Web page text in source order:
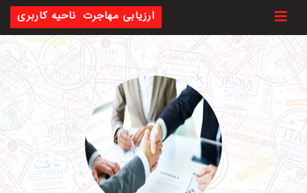
ناحیه کاربری ارزیابی مهاجرت